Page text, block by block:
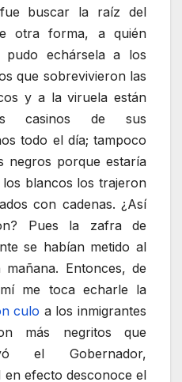
buscar la raíz del
otra forma, a quién
echársela a los
que sobrevivieron las
y a la viruela están
casinos de sus
todo el día; tampoco
negros porque estaría
los blancos los trajeron
con cadenas. ¿Así
Pues la zafra de
se habían metido al
Entonces, de
me toca echarle la
culo a los inmigrantes
más negritos que
el Gobernador,
efecto desconoce el